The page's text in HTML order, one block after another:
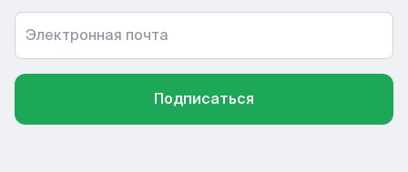
Электронная почта
Подписаться